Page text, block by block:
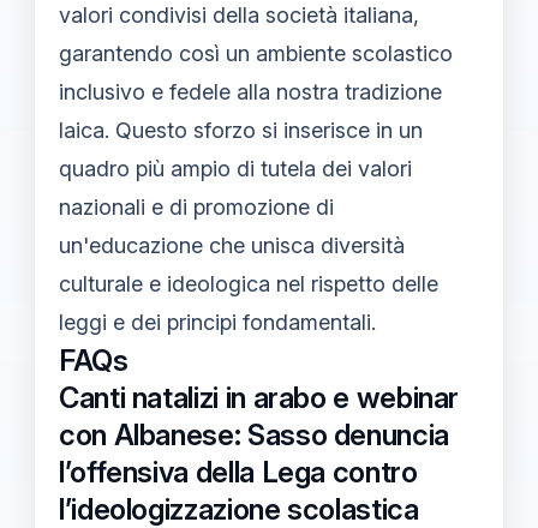
valori condivisi della società italiana,
garantendo così un ambiente scolastico
inclusivo e fedele alla nostra tradizione
laica. Questo sforzo si inserisce in un
quadro più ampio di tutela dei valori
nazionali e di promozione di
un'educazione che unisca diversità
culturale e ideologica nel rispetto delle
leggi e dei principi fondamentali.
FAQs
Canti natalizi in arabo e webinar
con Albanese: Sasso denuncia
l’offensiva della Lega contro
l’ideologizzazione scolastica